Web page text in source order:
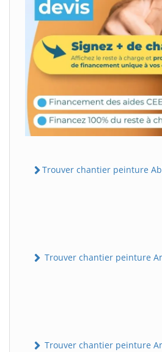
Trouver chantier peinture
Trouver chantier peinture
Trouver chantier peinture